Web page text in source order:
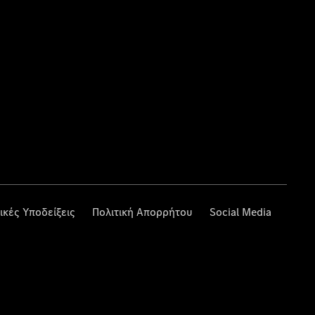
Υποδείξεις Πολιτική Απορρήτου Social Media